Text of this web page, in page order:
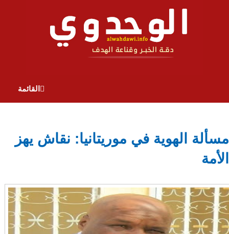
القائمة
مسألة الهوية في موريتانيا: نقاش يهز
الأمة